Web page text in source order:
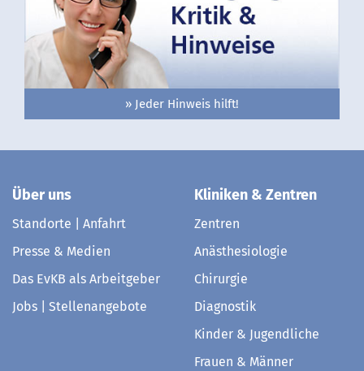
» Jeder Hinweis hilft!
Über uns
Standorte | Anfahrt
Presse & Medien
Das EvKB als Arbeitgeber
Jobs | Stellenangebote
Kliniken & Zentren
Zentren
Anästhesiologie
Chirurgie
Diagnostik
Kinder & Jugendliche
Frauen & Männer